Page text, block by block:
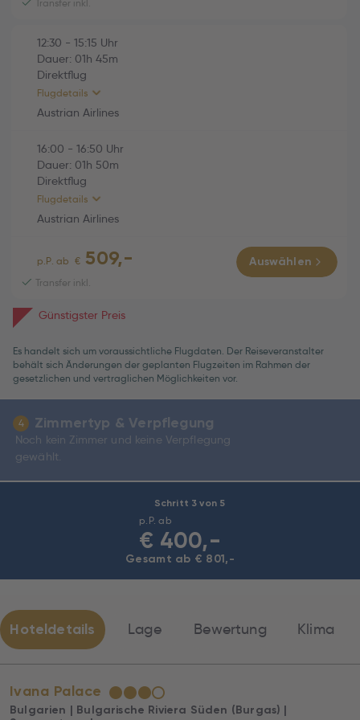
Schritt 3 von 5
p.P. ab
€ 400,-
Gesamt ab € 801,-
Di., 06.10.2026
16:00 Varna (VAR) -
16:50 Wien (VIE)
Economy
Transfer inkl.
12:30 - 15:15 Uhr
Dauer: 01h 45m
Direktflug
Flugdetails
Austrian Airlines
HINFLUG (Direktflug)
Austrian Airlines (OS769)
Fr., 02.10.2026
15:15 Varna (VAR)
16:00 - 16:50 Uhr
Dauer: 01h 50m
Direktflug
Flugdetails
Austrian Airlines
RÜCKFLUG (Direktflug) 01h 50m
Di., 06.10.2026
16:50 Wien (VIE)
Economy
p.P. ab € 509,-
Transfer inkl.
Auswählen
Günstigster Preis
Es handelt sich um voraussichtliche Flugdaten. Der Reiseveranstalter
behält sich Änderungen der geplanten Flugzeiten im Rahmen der
gesetzlichen und vertraglichen Möglichkeiten vor.
4 Zimmertyp & Verpflegung
Noch kein Zimmer und keine Verpflegung
gewählt.
Hoteldetails Lage Bewertung Klima
Ivana Palace ★★★☆
Bulgarien | Bulgarische Riviera Süden (Burgas) |